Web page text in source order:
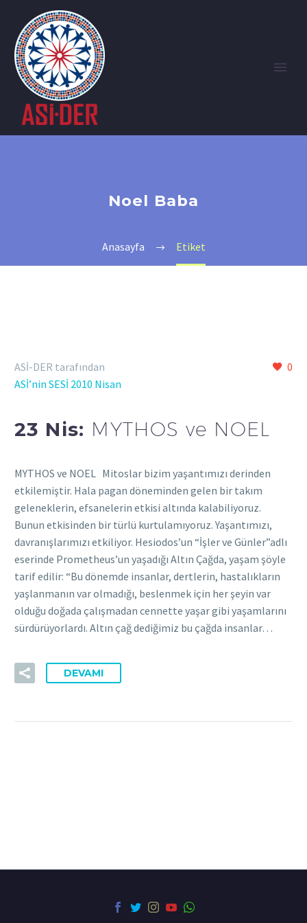
Noel Baba
Anasayfa Etiket
0
ASİ-DER tarafından
ASİ’nin SESİ 2010 Nisan
23 Nis: MYTHOS ve NOEL
MYTHOS ve NOEL Mitoslar bizim yaşantımızı derinden
etkilemiştir. Hala pagan döneminden gelen bir takım
geleneklerin, efsanelerin etkisi altında kalabiliyoruz.
Bunun etkisinden bir türlü kurtulamıyoruz. Yaşantımızı,
davranışlarımızı etkiliyor. Hesiodos’un “İşler ve Günler”adlı
eserinde Prometheus’un yaşadığı Altın Çağda, yaşam şöyle
tarif edilir: “Bu dönemde insanlar, dertlerin, hastalıkların
yaşlanmanın var olmadığı, beslenmek için her şeyin var
olduğu doğada çalışmadan cennette yaşar gibi yaşamlarını
sürdürüyorlardı. Altın çağ dediğimiz bu çağda insanlar…
DEVAMI